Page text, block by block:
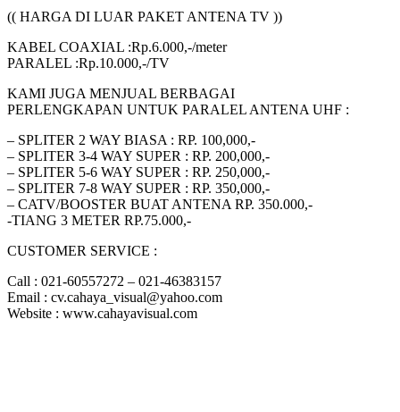
(( HARGA DI LUAR PAKET ANTENA TV ))
KABEL COAXIAL :Rp.6.000,-/meter
PARALEL :Rp.10.000,-/TV
KAMI JUGA MENJUAL BERBAGAI
PERLENGKAPAN UNTUK PARALEL ANTENA UHF :
– SPLITER 2 WAY BIASA : RP. 100,000,-
– SPLITER 3-4 WAY SUPER : RP. 200,000,-
– SPLITER 5-6 WAY SUPER : RP. 250,000,-
– SPLITER 7-8 WAY SUPER : RP. 350,000,-
– CATV/BOOSTER BUAT ANTENA RP. 350.000,-
-TIANG 3 METER RP.75.000,-
CUSTOMER SERVICE :
Call : 021-60557272 – 021-46383157
Email : cv.cahaya_visual@yahoo.com
Website : www.cahayavisual.com